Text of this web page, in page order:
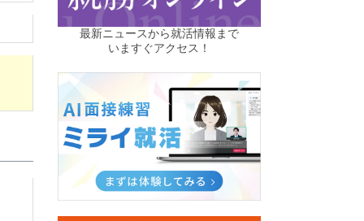
最新ニュースから就活情報まで
いますぐアクセス！